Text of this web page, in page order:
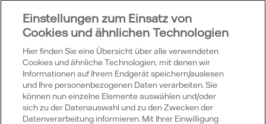
Was bedeutet das?
Gemäß BK6-20-061 fallen unter Echtzeitdaten drei
Veränderung der Fahrweise durch Steuerung
bei EE-SEE Wind/Solar (marktlich,
emissionsbedingt etc.)
Wirkleistung
Einstellungen zum Einsatz von
Cookies und ähnlichen Technologien
Hier finden Sie eine Übersicht über alle verwendeten
Cookies und ähnliche Technologien, mit denen wir
Informationen auf Ihrem Endgerät speichern/auslesen
und Ihre personenbezogenen Daten verarbeiten. Sie
können nun einzelne Elemente auswählen und/oder
sich zu der Datenauswahl und zu den Zwecken der
Datenverarbeitung informieren. Mit Ihrer Einwilligung